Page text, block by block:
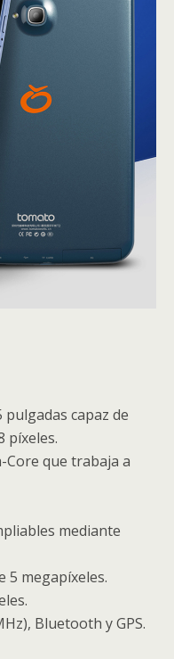
pulgadas capaz de
píxeles.
Core que trabaja a
mediante
5 megapíxeles.
Bluetooth y GPS.